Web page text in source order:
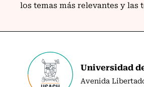
Universidad
Avenida